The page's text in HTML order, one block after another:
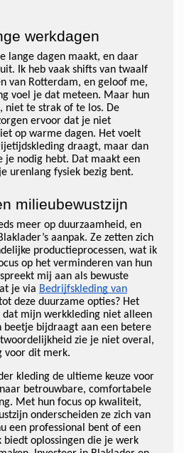
werkdagen
lange dagen maakt, en daar
Ik heb vaak shifts van twaalf
van Rotterdam, en geloof me,
voel je dat meteen. Maar hun
niet te strak of te los. De
ervoor dat je niet
op warme dagen. Het voelt
draagt, maar dan
je nodig hebt. Dat maakt een
urenlang fysiek bezig bent.
milieubewustzijn
meer op duurzaamheid, en
aanpak. Ze zetten zich
productieprocessen, wat ik
op het verminderen van hun
mij aan als bewuste
je via Bedrijfskleding van
deze duurzame opties? Het
mijn werkkleding niet alleen
beetje bijdraagt aan een betere
zie je niet overal,
voor dit merk.
kleding de ultieme keuze voor
betrouwbare, comfortabele
Met hun focus op kwaliteit,
onderscheiden ze zich van
een professional bent of een
oplossingen die je werk